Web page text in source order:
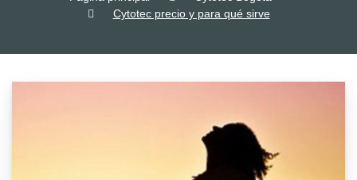
Cytotec precio y para qué sirve